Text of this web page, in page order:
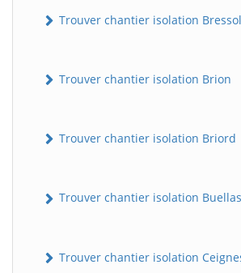
Trouver chantier isolation
Trouver chantier isolation Brion
Trouver chantier isolation Briord
Trouver chantier isolation Buellas
Trouver chantier isolation